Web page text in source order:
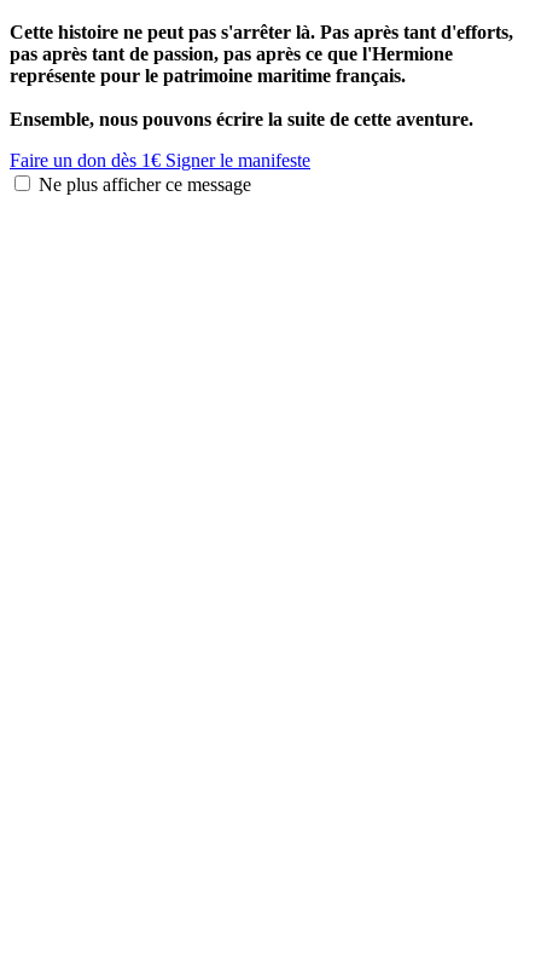
Cette histoire ne peut pas s'arrêter là. Pas après tant d'efforts,
pas après tant de passion, pas après ce que l'Hermione
représente pour le patrimoine maritime français.
Ensemble, nous pouvons écrire la suite de cette aventure.
Faire un don dès 1€ Signer le manifeste
Ne plus afficher ce message